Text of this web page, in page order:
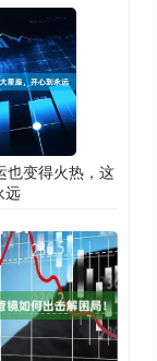
也变得火热，这
远